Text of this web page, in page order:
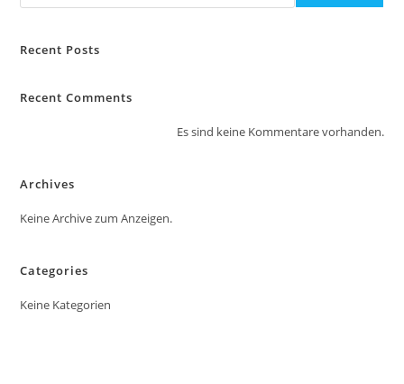
Recent Posts
Recent Comments
Es sind keine Kommentare vorhanden.
Archives
Keine Archive zum Anzeigen.
Categories
Keine Kategorien